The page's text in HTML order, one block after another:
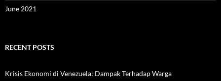
June 2021
RECENT POSTS
Krisis Ekonomi di Venezuela: Dampak Terhadap Warga